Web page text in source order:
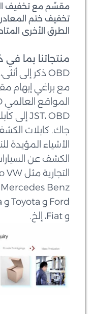
مقسِّم مع تخفيف
تخفيف ختم
الطرق الأخرى
منتجاتنا بما في
مع براغي إبهام
جاك. كابلات
الأشياء المؤيدة
الكشف عن
و Fiat، إلخ.